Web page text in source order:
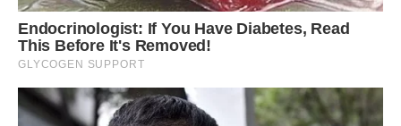
сумісно з робочим і часу та складання
розкладу. Але що ви точно можете зробити,
так це уникати поїдання чізбургерів в ночі
Джерело